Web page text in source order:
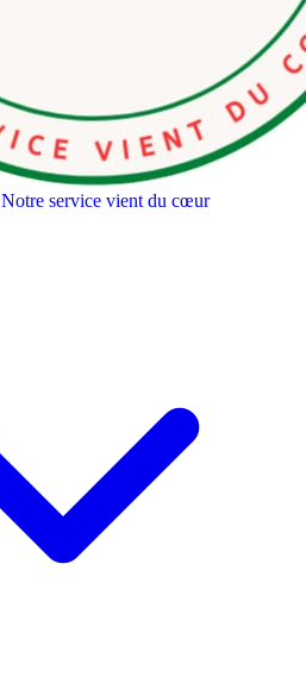
Notre service vient du cœur